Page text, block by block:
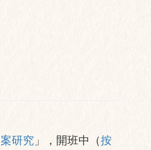
研究 」，開班中（按